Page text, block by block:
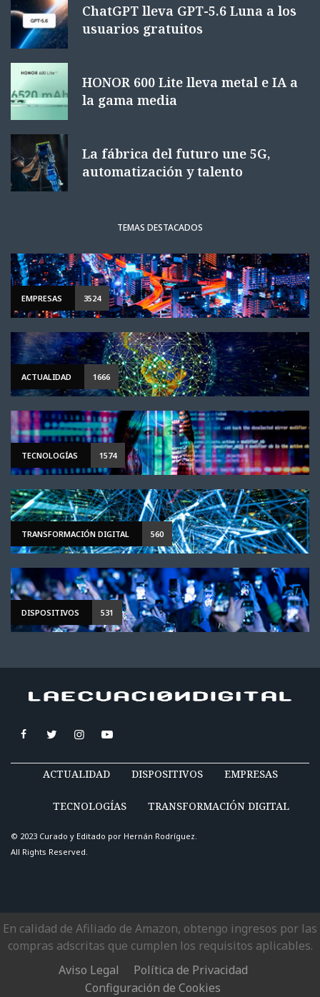
ChatGPT lleva GPT-5.6 Luna a los
usuarios gratuitos
HONOR 600 Lite lleva metal e IA a
la gama media
La fábrica del futuro une 5G,
automatización y talento
TEMAS DESTACADOS
EMPRESAS 3524
ACTUALIDAD 1666
TECNOLOGÍAS 1574
TRANSFORMACIÓN DIGITAL 560
DISPOSITIVOS 531
ACTUALIDAD DISPOSITIVOS EMPRESAS
TECNOLOGÍAS TRANSFORMACIÓN DIGITAL
© 2023 Curado y Editado por Hernán Rodríguez.
All Rights Reserved.
En calidad de Afiliado de Amazon, obtengo ingresos por las
compras adscritas que cumplen los requisitos aplicables.
Aviso Legal
Política de Privacidad
Configuración de Cookies